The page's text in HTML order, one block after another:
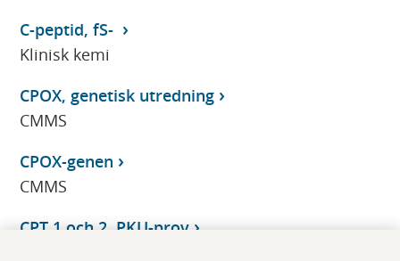
C-peptid, fS-
Klinisk kemi
CPOX, genetisk utredning
CMMS
CPOX-genen
CMMS
CPT 1 och 2, PKU-prov